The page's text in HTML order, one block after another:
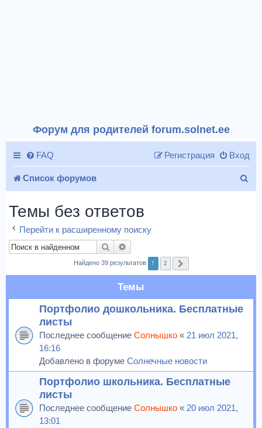
Форум для родителей forum.solnet.ee
FAQ Вход
Регистрация
Список форумов
Темы без ответов
Перейти к расширенному поиску
Поиск
Найдено 39 результатов 1 2
Темы
Портфолио дошкольника. Бесплатные
листы
Последнее сообщение Солнышко « 21 июл 2021,
16:16
Добавлено в форуме Солнечные новости
Портфолио школьника. Бесплатные
листы
Последнее сообщение Солнышко « 20 июл 2021,
13:01